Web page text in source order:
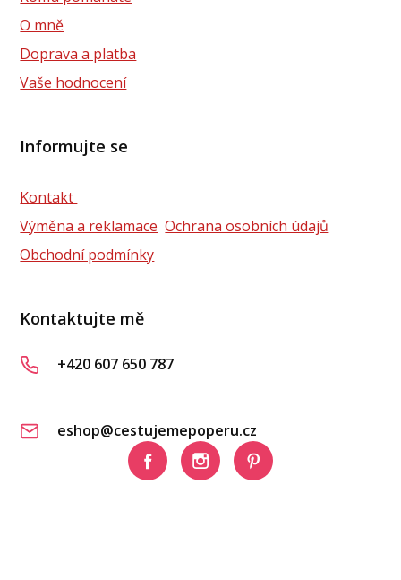
O mně
Doprava a platba
Vaše hodnocení
Informujte se
Kontakt
Výměna a reklamace Ochrana osobních údajů
Obchodní podmínky
Kontaktujte mě
+420 607 650 787
eshop@cestujemepoperu.cz